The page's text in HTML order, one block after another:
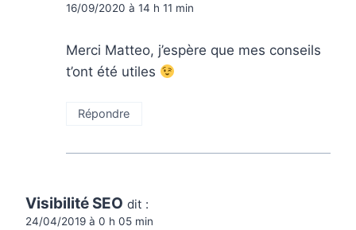
16/09/2020 à 14 h 11 min
Merci Matteo, j’espère que mes conseils
t’ont été utiles
Répondre
Visibilité SEO dit :
24/04/2019 à 0 h 05 min